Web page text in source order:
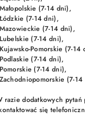
(7-14 dni),
(7-14 dni),
(7-14 dni),
(7-14 dni),
Pomorskie (7-14
(7-14 dni),
(7-14 dni),
(7-
razie dodatkowych pytań
się